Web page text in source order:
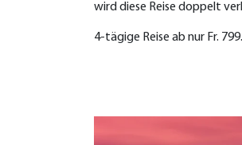
wird diese Reise doppelt
4-tägige Reise ab nur Fr.